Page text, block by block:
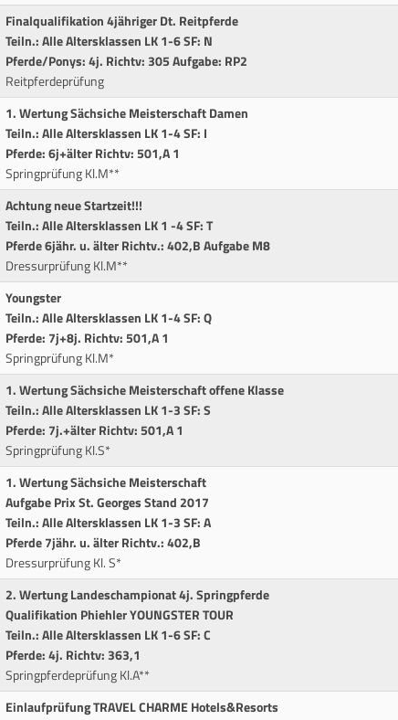
Finalqualifikation 4jähriger Dt. Reitpferde
Teiln.: Alle Altersklassen LK 1-6 SF: N
Pferde/Ponys: 4j. Richtv: 305 Aufgabe: RP2
Reitpferdeprüfung
1. Wertung Sächsiche Meisterschaft Damen
Teiln.: Alle Altersklassen LK 1-4 SF: I
Pferde: 6j+älter Richtv: 501,A 1
Springprüfung Kl.M**
Achtung neue Startzeit!!!
Teiln.: Alle Altersklassen LK 1 -4 SF: T
Pferde 6jähr. u. älter Richtv.: 402,B Aufgabe M8
Dressurprüfung Kl.M**
Youngster
Teiln.: Alle Altersklassen LK 1-4 SF: Q
Pferde: 7j+8j. Richtv: 501,A 1
Springprüfung Kl.M*
1. Wertung Sächsiche Meisterschaft offene Klasse
Teiln.: Alle Altersklassen LK 1-3 SF: S
Pferde: 7j.+älter Richtv: 501,A 1
Springprüfung Kl.S*
1. Wertung Sächsiche Meisterschaft
Aufgabe Prix St. Georges Stand 2017
Teiln.: Alle Altersklassen LK 1-3 SF: A
Pferde 7jähr. u. älter Richtv.: 402,B
Dressurprüfung Kl. S*
2. Wertung Landeschampionat 4j. Springpferde
Qualifikation Phiehler YOUNGSTER TOUR
Teiln.: Alle Altersklassen LK 1-6 SF: C
Pferde: 4j. Richtv: 363,1
Springpferdeprüfung Kl.A**
Einlaufprüfung TRAVEL CHARME Hotels&Resorts